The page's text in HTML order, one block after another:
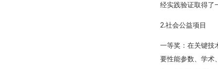
经实践验证取得了
2.社会公益项目
一等奖：在关键技
要性能参数、学术